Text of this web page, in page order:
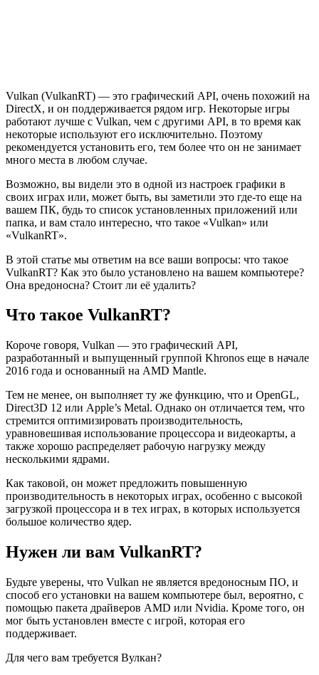
Vulkan (VulkanRT) — это графический API, очень похожий на
DirectX, и он поддерживается рядом игр. Некоторые игры
работают лучше с Vulkan, чем с другими API, в то время как
некоторые используют его исключительно. Поэтому
рекомендуется установить его, тем более что он не занимает
много места в любом случае.
Возможно, вы видели это в одной из настроек графики в
своих играх или, может быть, вы заметили это где-то еще на
вашем ПК, будь то список установленных приложений или
папка, и вам стало интересно, что такое «Vulkan» или
«VulkanRT».
В этой статье мы ответим на все ваши вопросы: что такое
VulkanRT? Как это было установлено на вашем компьютере?
Она вредоносна? Стоит ли её удалить?
Что такое VulkanRT?
Короче говоря, Vulkan — это графический API,
разработанный и выпущенный группой Khronos еще в начале
2016 года и основанный на AMD Mantle.
Тем не менее, он выполняет ту же функцию, что и OpenGL,
Direct3D 12 или Apple’s Metal. Однако он отличается тем, что
стремится оптимизировать производительность,
уравновешивая использование процессора и видеокарты, а
также хорошо распределяет рабочую нагрузку между
несколькими ядрами.
Как таковой, он может предложить повышенную
производительность в некоторых играх, особенно с высокой
загрузкой процессора и в тех играх, в которых используется
большое количество ядер.
Нужен ли вам VulkanRT?
Будьте уверены, что Vulkan не является вредоносным ПО, и
способ его установки на вашем компьютере был, вероятно, с
помощью пакета драйверов AMD или Nvidia. Кроме того, он
мог быть установлен вместе с игрой, которая его
поддерживает.
Для чего вам требуется Вулкан?